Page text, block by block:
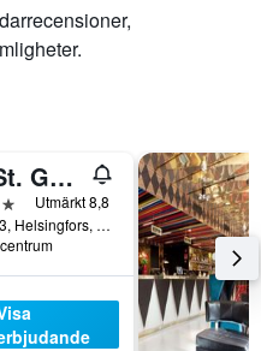
Hotel St. George Helsinki
Utmärkt 8,8
Yrjönkatu 13, Helsingfors, Nyland, Finland